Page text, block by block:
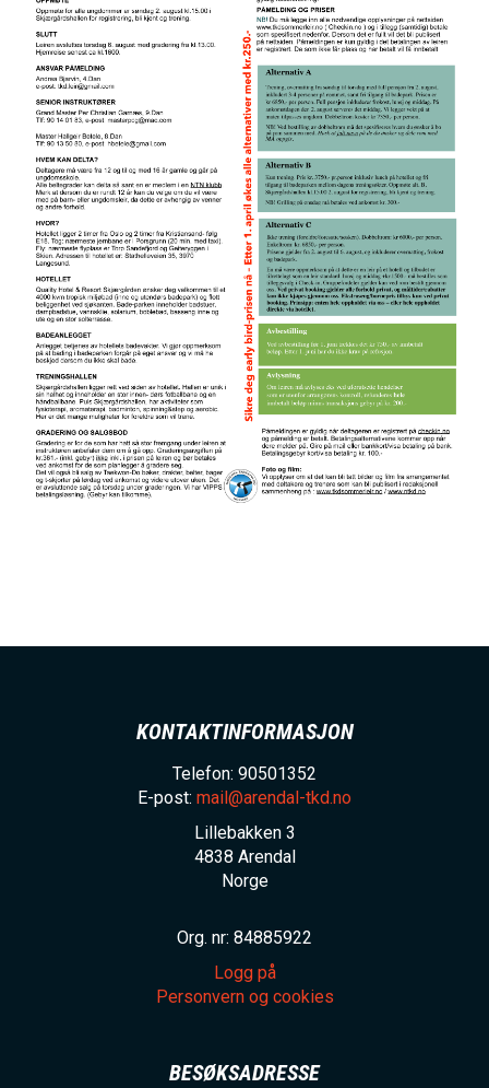
KONTAKTINFORMASJON
Telefon: 90501352
E-post: mail@arendal-tkd.no
Lillebakken 3
4838 Arendal
Norge
Org. nr: 84885922
Logg på
Personvern og cookies
BESØKSADRESSE